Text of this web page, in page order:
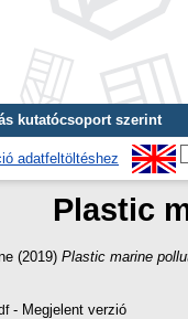
kutatócsoport szerint
adatfeltöltéshez
Plastic
(2019) Plastic marine
- Megjelent verzió